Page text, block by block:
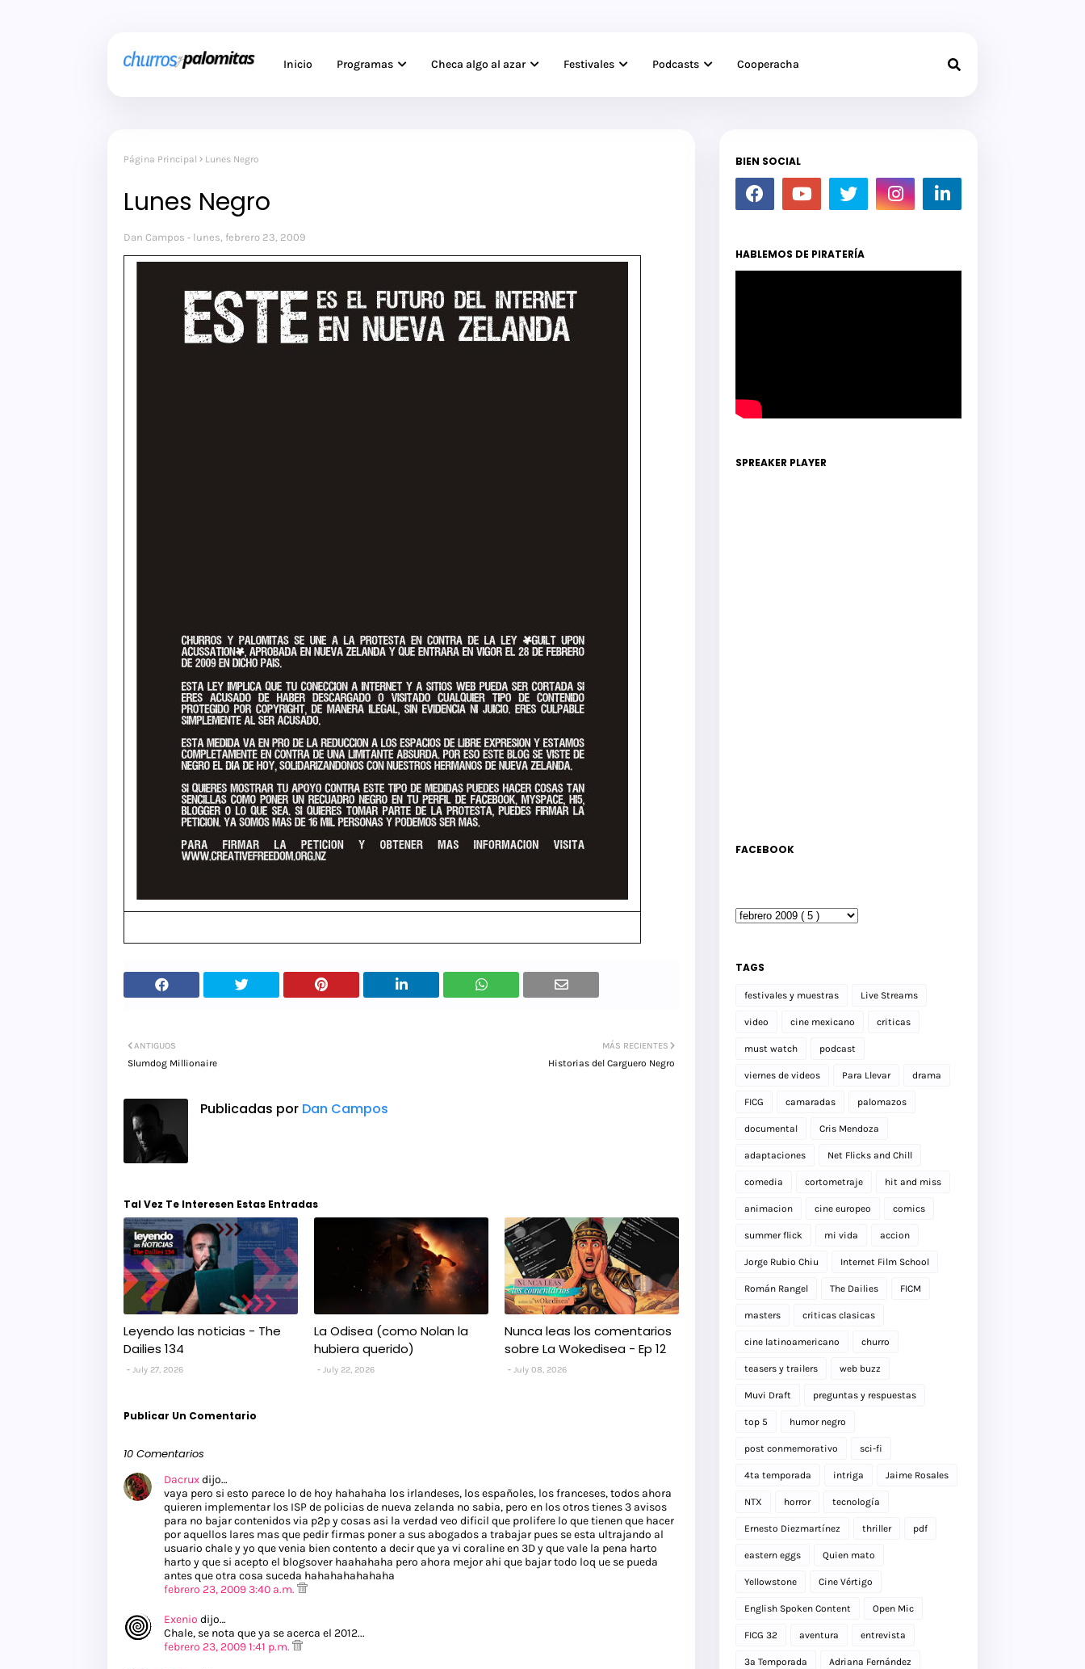
Inicio Programas Checa algo al azar Festivales Podcasts Cooperacha
Página Principal Lunes Negro
Lunes Negro
Dan Campos lunes, febrero 23, 2009
MÁS RECIENTES
Historias del Carguero Negro
ANTIGUOS
Slumdog Millionaire
Publicadas por Dan Campos
Tal Vez Te Interesen Estas Entradas
Leyendo las noticias - The
Dailies 134
July 27, 2026
La Odisea (como Nolan la
hubiera querido)
July 22, 2026
Nunca leas los comentarios
sobre La Wokedisea - Ep 12
July 08, 2026
Publicar Un Comentario
10 Comentarios
Dacruxdijo…
vaya pero si esto parece lo de hoy hahahaha los irlandeses, los españoles, los franceses, todos ahora
quieren implementar los ISP de policias de nueva zelanda no sabia, pero en los otros tienes 3 avisos
para no bajar contenidos via p2p y cosas asi la verdad veo dificil que prolifere lo que tienen que hacer
por aquellos lares mas que pedir firmas poner a sus abogados a trabajar pues se esta ultrajando al
usuario chale y yo que venia bien contento a decir que ya vi coraline en 3D y que vale la pena harto
harto y que si acepto el blogsover haahahaha pero ahora mejor ahi que bajar todo loq ue se pueda
antes que otra cosa suceda hahahahahahaha
febrero 23, 2009 3:40 a.m.
Exenio dijo…
Chale, se nota que ya se acerca el 2012...
febrero 23, 2009 1:41 p.m.
BIEN SOCIAL
HABLEMOS DE PIRATERÍA
SPREAKER PLAYER
FACEBOOK
TAGS
festivales y muestras Live Streams
video cine mexicano criticas
must watch podcast
viernes de videos Para Llevar drama
FICG camaradas palomazos
documental Cris Mendoza
adaptaciones Net Flicks and Chill
comedia cortometraje hit and miss
animacion cine europeo comics
summer flick mi vida accion
Jorge Rubio Chiu Internet Film School
Román Rangel The Dailies FICM
masters criticas clasicas
cine latinoamericano churro
teasers y trailers web buzz
Muvi Draft preguntas y respuestas
top 5 humor negro
post conmemorativo sci-fi
4ta temporada intriga Jaime Rosales
NTX horror tecnología
Ernesto Diezmartínez thriller pdf
eastern eggs Quien mato
Yellowstone Cine Vértigo
English Spoken Content Open Mic
FICG 32 aventura entrevista
3a Temporada Adriana Fernández